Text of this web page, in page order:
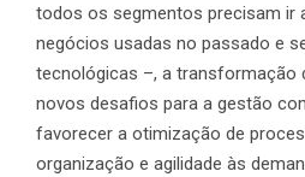
todos os segmentos precisam ir
negócios usadas no passado e
tecnológicas –, a transformação
novos desafios para a gestão
favorecer a otimização de
organização e agilidade às